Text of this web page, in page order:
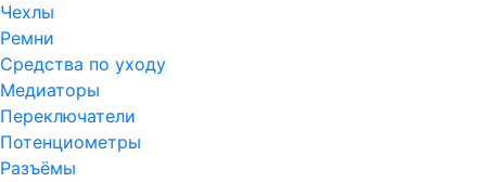
Чехлы
Ремни
Средства по уходу
Медиаторы
Переключатели
Потенциометры
Разъёмы